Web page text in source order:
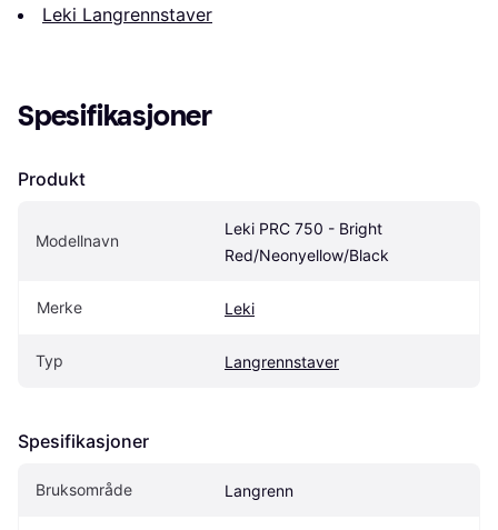
Leki Langrennstaver
Spesifikasjoner
Produkt
Modellnavn
Leki PRC 750 - Bright
Red/Neonyellow/Black
Merke Leki
Typ Langrennstaver
Spesifikasjoner
Bruksområde Langrenn